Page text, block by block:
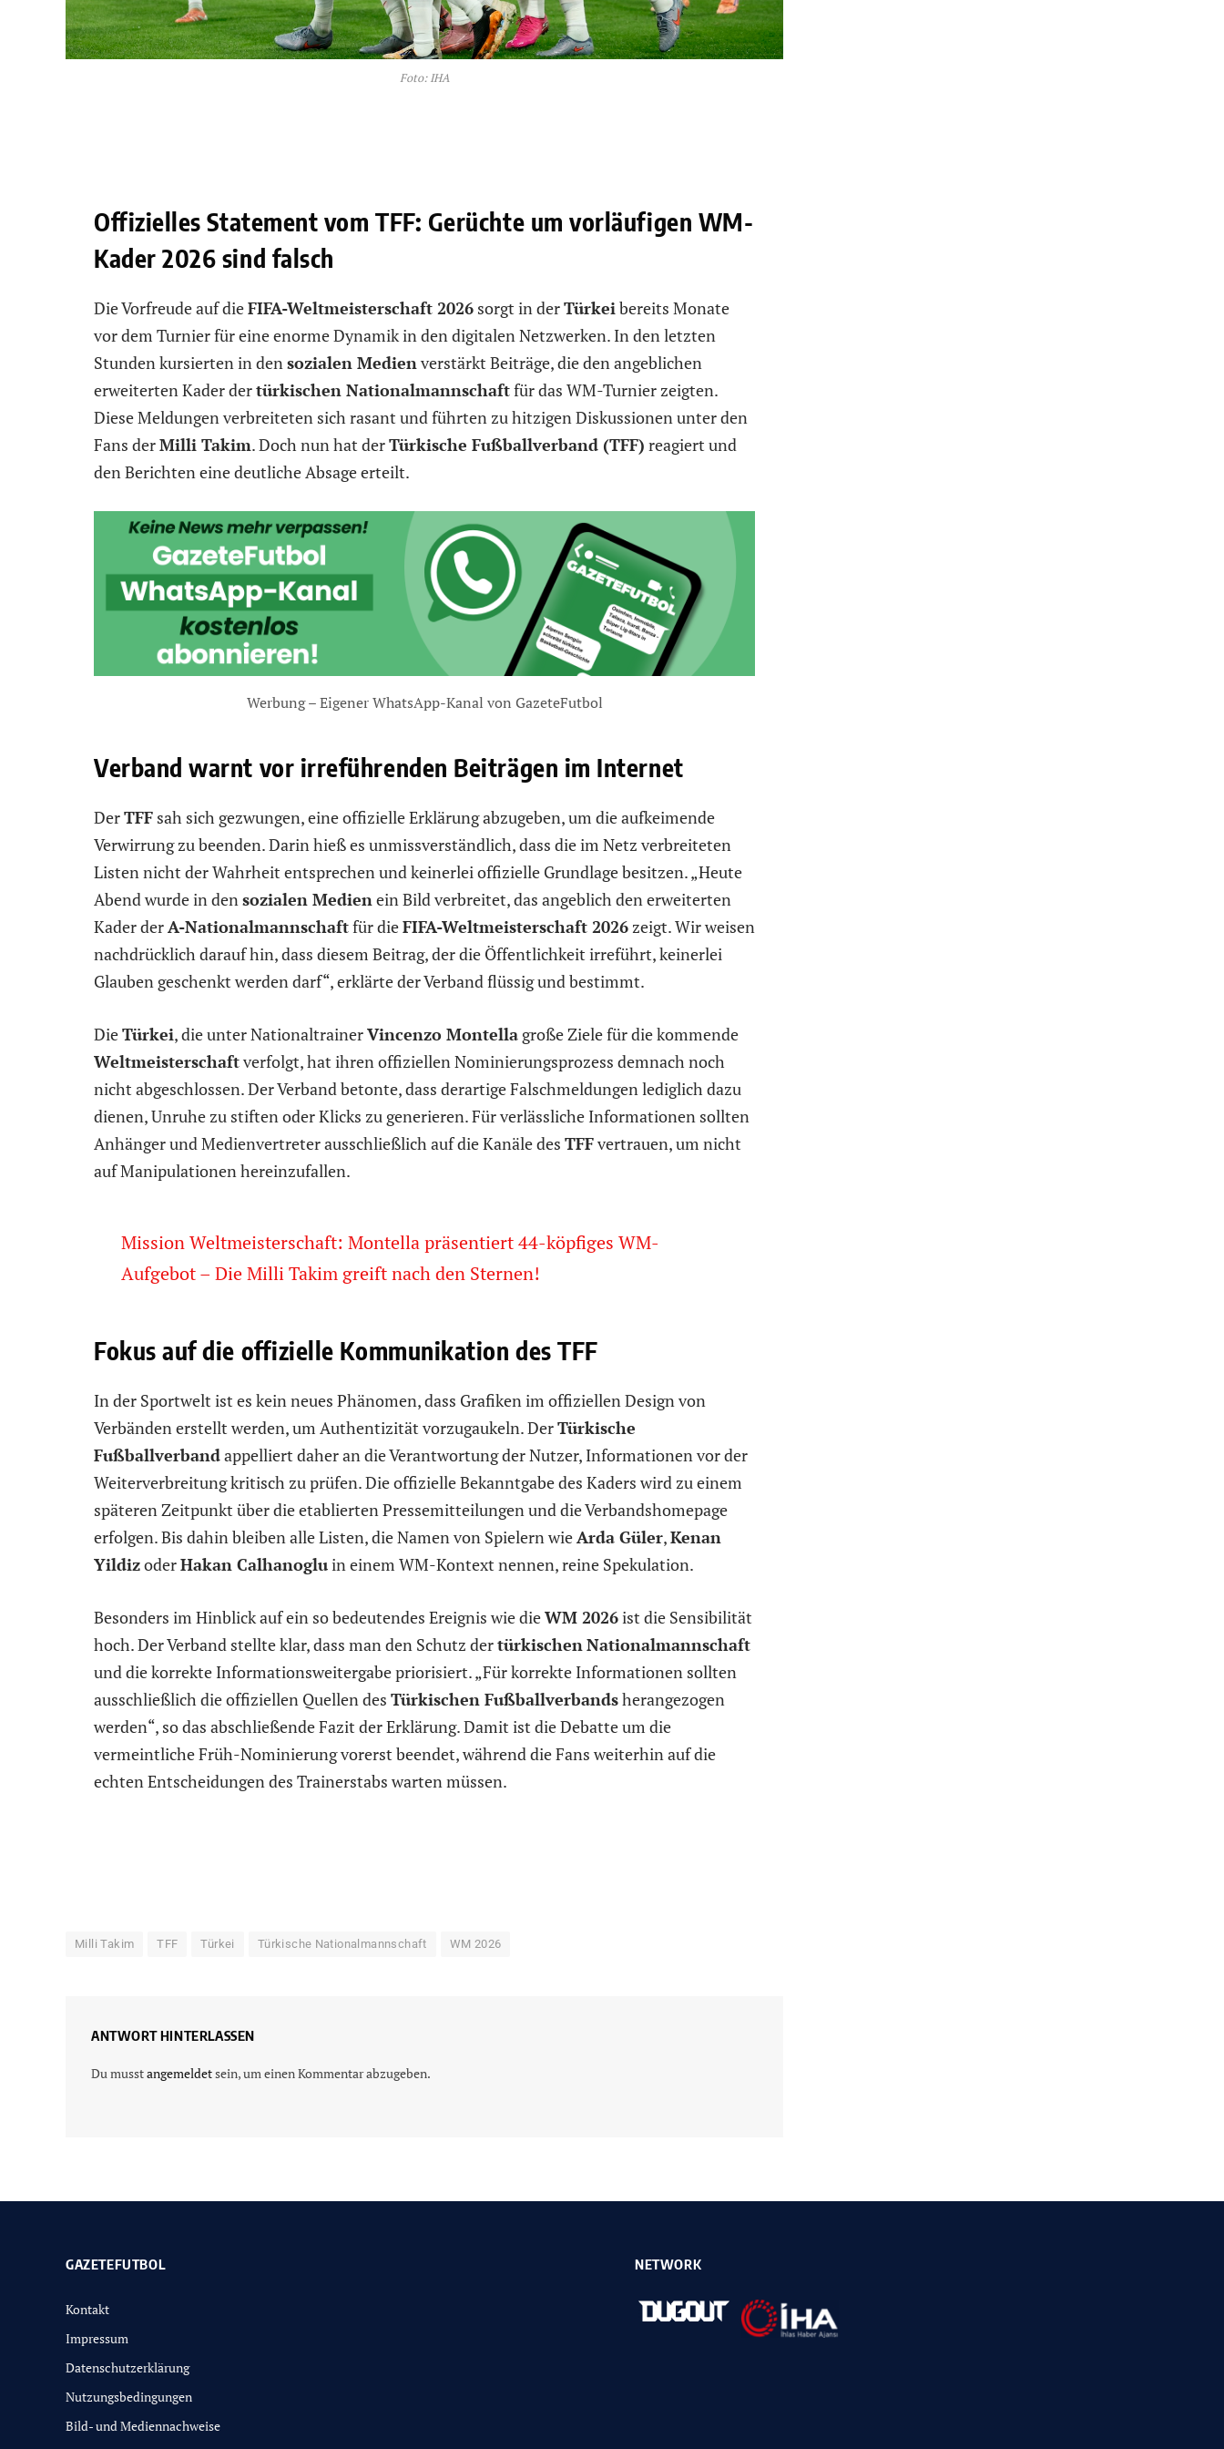
Foto: IHA
Offizielles Statement vom TFF: Gerüchte um vorläufigen WM-
Kader 2026 sind falsch
Die Vorfreude auf dieFIFA-Weltmeisterschaft 2026 sorgt in derTürkeibereits Monate
vor dem Turnier für eine enorme Dynamik in den digitalen Netzwerken. In den letzten
Stunden kursierten in densozialen Medienverstärkt Beiträge, die den angeblichen
erweiterten Kader dertürkischen Nationalmannschaftfür das WM-Turnier zeigten.
Diese Meldungen verbreiteten sich rasant und führten zu hitzigen Diskussionen unter den
Fans derMilli Takim. Doch nun hat derTürkische Fußballverband (TFF) reagiert und
den Berichten eine deutliche Absage erteilt.
Werbung – Eigener WhatsApp-Kanal von GazeteFutbol
Verband warnt vor irreführenden Beiträgen im Internet
DerTFF sah sich gezwungen, eine offizielle Erklärung abzugeben, um die aufkeimende
Verwirrung zu beenden. Darin hieß es unmissverständlich, dass die im Netz verbreiteten
Listen nicht der Wahrheit entsprechen und keinerlei offizielle Grundlage besitzen. „Heute
Abend wurde in densozialen Medienein Bild verbreitet, das angeblich den erweiterten
Kader derA-Nationalmannschaftfür dieFIFA-Weltmeisterschaft 2026zeigt. Wir weisen
nachdrücklich darauf hin, dass diesem Beitrag, der die Öffentlichkeit irreführt, keinerlei
Glauben geschenkt werden darf“, erklärte der Verband flüssig und bestimmt.
DieTürkei, die unter NationaltrainerVincenzo Montella große Ziele für die kommende
Weltmeisterschaftverfolgt, hat ihren offiziellen Nominierungsprozess demnach noch
nicht abgeschlossen. Der Verband betonte, dass derartige Falschmeldungen lediglich dazu
dienen, Unruhe zu stiften oder Klicks zu generieren. Für verlässliche Informationen sollten
Anhänger und Medienvertreter ausschließlich auf die Kanäle des TFFvertrauen, um nicht
auf Manipulationen hereinzufallen.
Mission Weltmeisterschaft: Montella präsentiert 44-köpfiges WM-
Aufgebot – Die Milli Takim greift nach den Sternen!
Fokus auf die offizielle Kommunikation des TFF
In der Sportwelt ist es kein neues Phänomen, dass Grafiken im offiziellen Design von
Verbänden erstellt werden, um Authentizität vorzugaukeln. DerTürkische
Fußballverbandappelliert daher an die Verantwortung der Nutzer, Informationen vor der
Weiterverbreitung kritisch zu prüfen. Die offizielle Bekanntgabe des Kaders wird zu einem
späteren Zeitpunkt über die etablierten Pressemitteilungen und die Verbandshomepage
erfolgen. Bis dahin bleiben alle Listen, die Namen von Spielern wieArda Güler,Kenan
YildizoderHakan Calhanogluin einem WM-Kontext nennen, reine Spekulation.
Besonders im Hinblick auf ein so bedeutendes Ereignis wie dieWM 2026ist die Sensibilität
hoch. Der Verband stellte klar, dass man den Schutz dertürkischenNationalmannschaft
und die korrekte Informationsweitergabe priorisiert. „Für korrekte Informationen sollten
ausschließlich die offiziellen Quellen des Türkischen Fußballverbandsherangezogen
werden“, so das abschließende Fazit der Erklärung. Damit ist die Debatte um die
vermeintliche Früh-Nominierung vorerst beendet, während die Fans weiterhin auf die
echten Entscheidungen des Trainerstabs warten müssen.
Milli Takim TFF Türkei Türkische Nationalmannschaft WM 2026
ANTWORT HINTERLASSEN
Du musstangemeldetsein, um einen Kommentar abzugeben.
GAZETEFUTBOL
Kontakt
Impressum
Datenschutzerklärung
Nutzungsbedingungen
Bild- und Mediennachweise
NETWORK